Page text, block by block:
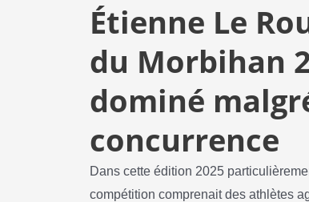
Étienne Le
du Morbihan
dominé
concurrence
Dans cette édition 2025
compétition comprenait des athlètes